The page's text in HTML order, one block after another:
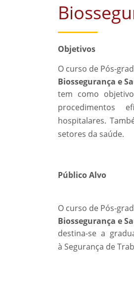
Objetivos
O curso de Pós-
Biossegurança e
tem como
procedimentos
hospitalares.
setores da saúde.
Público Alvo
O curso de Pós-
Biossegurança e
destina-se a
à Segurança de